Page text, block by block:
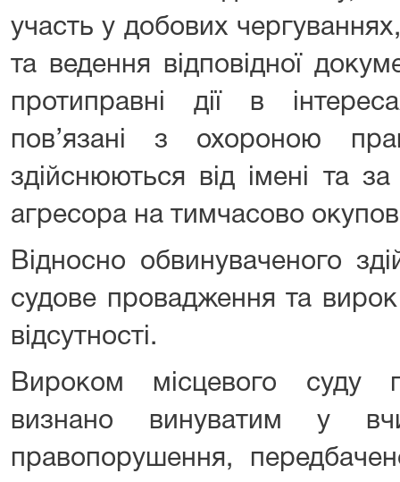
участь у добових
та ведення відповідної
протиправні дії в
пов’язані з охороною
здійснюються від імені та
агресора на тимчасово
Відносно обвинуваченого
судове провадження та
відсутності.
Вироком місцевого суду
визнано винуватим у
правопорушення,